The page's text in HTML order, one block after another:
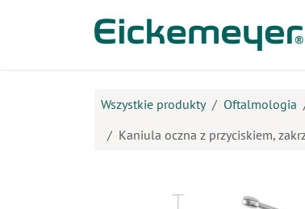
Wszystkie produkty Oftalmologia
Kaniula oczna z przyciskiem,